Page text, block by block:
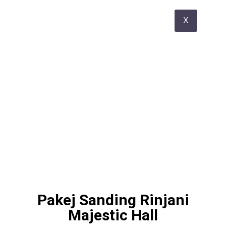
X
Pakej Sanding Rinjani
Majestic Hall